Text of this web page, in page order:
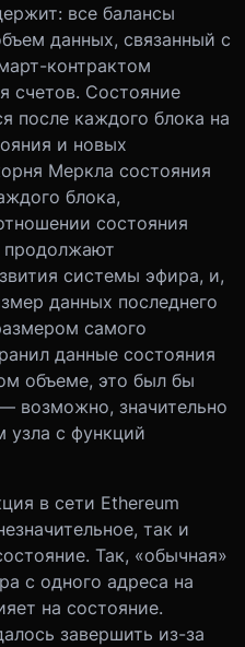
все балансы
данных, связанный с
контрактом
счетов. Состояние
после каждого блока на
и новых
Меркла состояния
блока,
состояния
продолжают
системы эфира, и,
данных последнего
самого
данные состояния
объеме, это был бы
возможно, значительно
с функций
в сети Ethereum
так и
Так, «обычная»
с одного адреса на
на состояние.
завершить из-за